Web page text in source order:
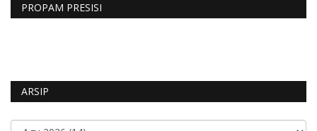
PROPAM PRESISI
ARSIP